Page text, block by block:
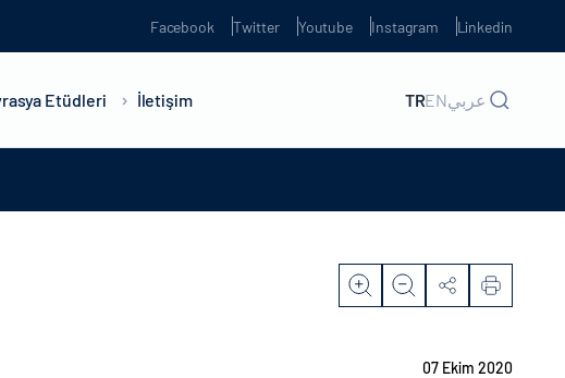
Facebook Twitter Youtube Instagram Linkedin
Etüdleri İletişim TRENعربي
07 Ekim 2020